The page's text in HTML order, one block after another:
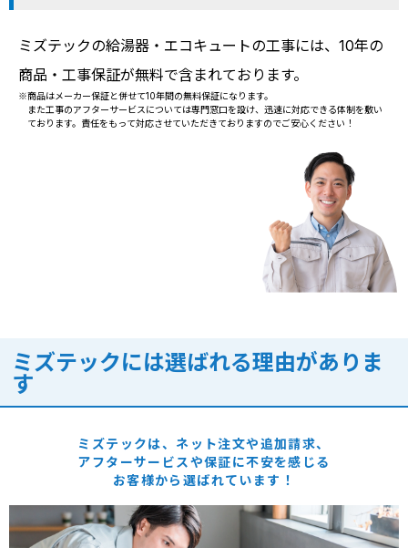
ミズテックの給湯器・エコキュートの工事には、10年の
商品・工事保証が無料で含まれております。
※商品はメーカー保証と併せて10年間の無料保証になります。
また工事のアフターサービスについては専門窓口を設け、迅速に対応できる体制を敷い
ております。責任をもって対応させていただきておりますのでご安心ください！
ミズテックには選ばれる理由がありま
す
ミズテックは、ネット注文や追加請求、
アフターサービスや保証に不安を感じる
お客様から選ばれています！